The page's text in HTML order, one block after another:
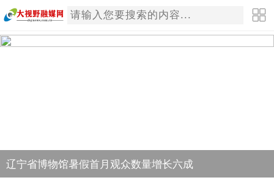
辽宁省博物馆暑假首月观众数量增长六成